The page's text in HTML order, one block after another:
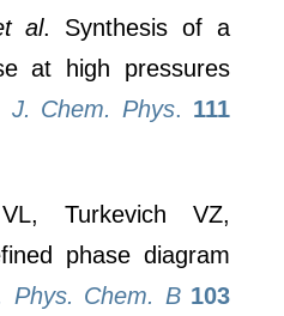
al. Synthesis of a
at high pressures
J. Chem. Phys. 111
Turkevich VZ,
phase diagram
Phys. Chem. B 103